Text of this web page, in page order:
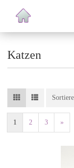
Katzen
1 2 3 »